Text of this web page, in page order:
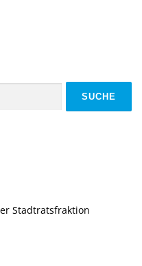
Stadtratsfraktion